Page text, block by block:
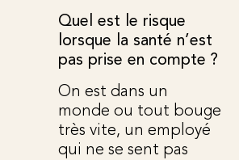
Quel est le risque
lorsque la santé n’est
pas prise en compte ?
On est dans un
monde ou tout bouge
très vite, un employé
qui ne se sent pas